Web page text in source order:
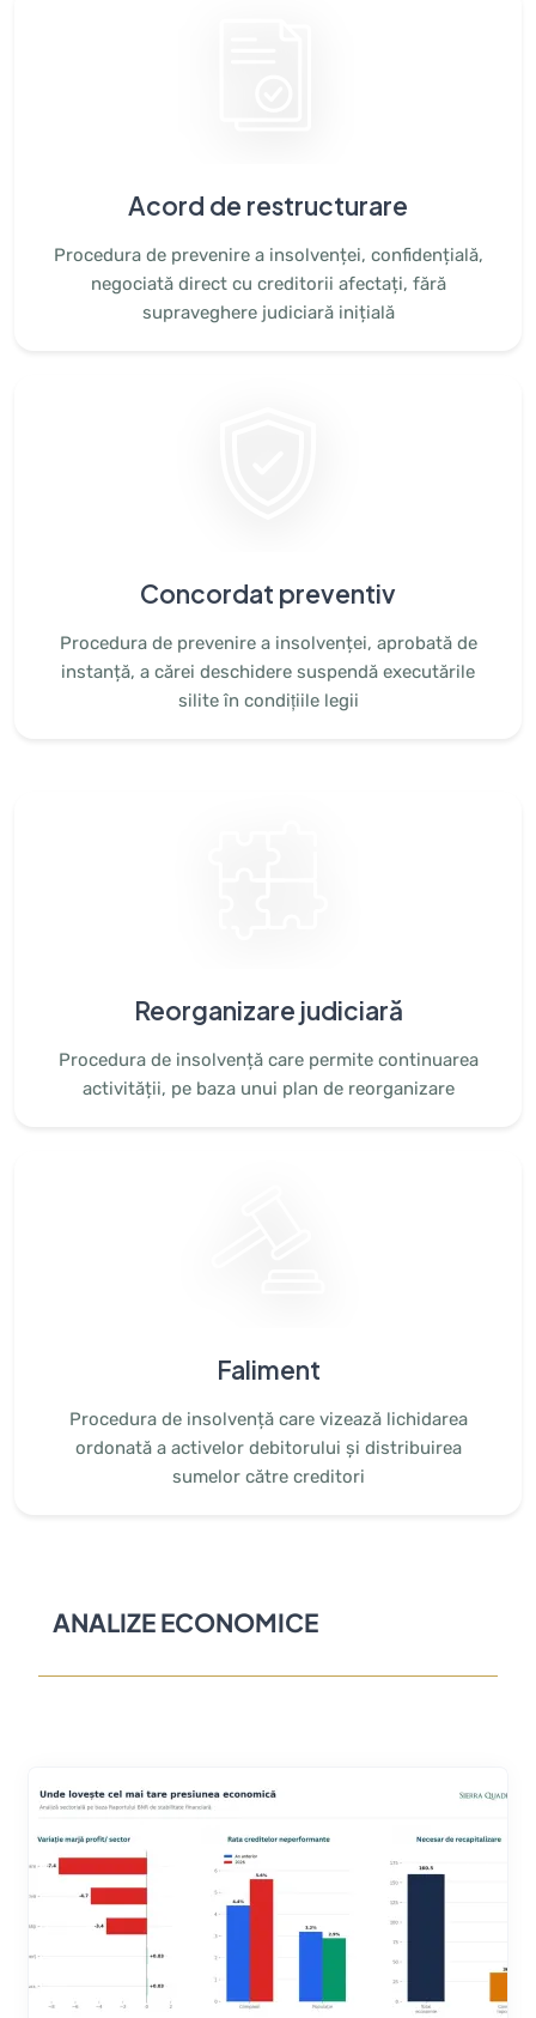
Acord de restructurare
Procedura de prevenire a insolvenței, confidențială,
negociată direct cu creditorii afectați, fără
supraveghere judiciară inițială
Concordat preventiv
Procedura de prevenire a insolvenței, aprobată de
instanță, a cărei deschidere suspendă executările
silite în condiţiile legii
Reorganizare judiciară
Procedura de insolvență care permite continuarea
activității, pe baza unui plan de reorganizare
Faliment
Procedura de insolvență care vizează lichidarea
ordonată a activelor debitorului și distribuirea
sumelor către creditori
ANALIZE ECONOMICE